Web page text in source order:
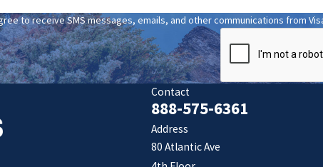
to receive SMS messages, emails, and other communications from
Contact
888-575-6361
Address
80 Atlantic Ave